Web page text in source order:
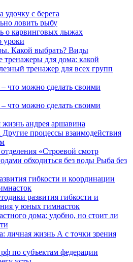
с берега
ловить рыбу
о карвинговых лыжах
уроки
Какой выбрать? Виды
для дома: какой
тренажер для всех групп
что можно сделать своими
что можно сделать своими
андрея аршавина
процессы взаимодействия
«Строевой смотр
обходиться без воды Рыба без
гибкости и координации
развития гибкости и
у юных гимнасток
дома: удобно, но стоит ли
личная жизнь А с точки зрения
по субъектам федерации